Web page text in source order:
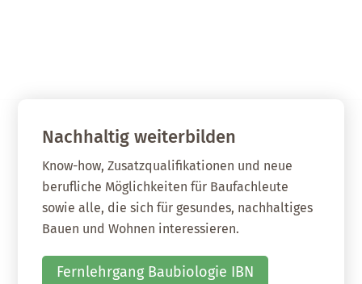
Nachhaltig weiterbilden
Know-how, Zusatzqualifikationen und neue
berufliche Möglichkeiten für Baufachleute
sowie alle, die sich für gesundes, nachhaltiges
Bauen und Wohnen interessieren.
Fernlehrgang Baubiologie IBN